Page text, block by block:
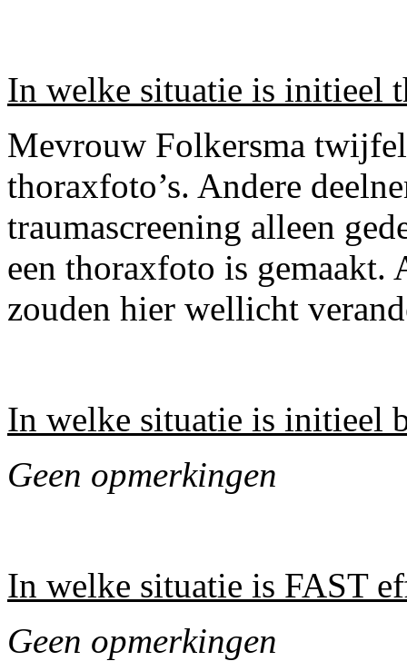
In welke situatie is initieel
Mevrouw Folkersma
thoraxfoto’s. Andere
traumascreening alleen
een thoraxfoto is
zouden hier wellicht
In welke situatie is initieel
Geen opmerkingen
In welke situatie is FAST
Geen opmerkingen